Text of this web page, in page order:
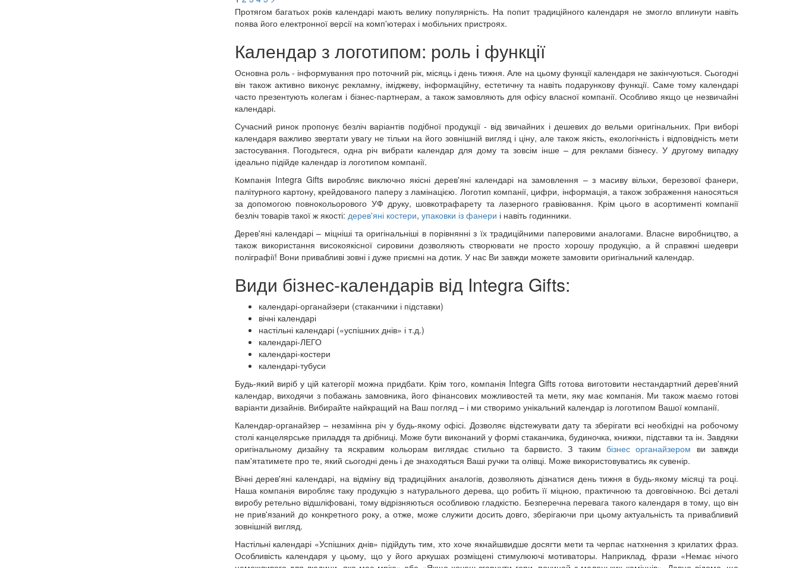
Протягом багатьох років календарі мають велику популярність. На попит традиційного календаря не змогло вплинути навіть
поява його електронної версії на комп'ютерах і мобільних пристроях.
Календар з логотипом: роль і функції
Основна роль - інформування про поточний рік, місяць і день тижня. Але на цьому функції календаря не закінчуються. Сьогодні
він також активно виконує рекламну, іміджеву, інформаційну, естетичну та навіть подарункову функції. Саме тому календарі
часто презентують колегам і бізнес-партнерам, а також замовляють для офісу власної компанії. Особливо якщо це незвичайні
календарі.
Сучасний ринок пропонує безліч варіантів подібної продукції - від звичайних і дешевих до вельми оригінальних. При виборі
календаря важливо звертати увагу не тільки на його зовнішній вигляд і ціну, але також якість, екологічність і відповідність мети
застосування. Погодьтеся, одна річ вибрати календар для дому та зовсім інше – для реклами бізнесу. У другому випадку
ідеально підійде календар із логотипом компанії.
Компанія Integra Gifts виробляє виключно якісні дерев'яні календарі на замовлення – з масиву вільхи, березової фанери,
палітурного картону, крейдованого паперу з ламінацією. Логотип компанії, цифри, інформація, а також зображення наносяться
за допомогою повнокольорового УФ друку, шовкотрафарету та лазерного гравіювання. Крім цього в асортименті компанії
безліч товарів такої ж якості: дерев'яні костери, упаковки із фанери і навіть годинники.
Дерев'яні календарі – міцніші та оригінальніші в порівнянні з їх традиційними паперовими аналогами. Власне виробництво, а
також використання високоякісної сировини дозволяють створювати не просто хорошу продукцію, а й справжні шедеври
поліграфії! Вони привабливі зовні і дуже приємні на дотик. У нас Ви завжди можете замовити оригінальний календар.
Види бізнес-календарів від Integra Gifts:
календарі-органайзери (стаканчики і підставки)
вічні календарі
настільні календарі («успішних днів» і т.д.)
календарі-ЛЕГО
календарі-костери
календарі-тубуси
Будь-який виріб у цій категорії можна придбати. Крім того, компанія Integra Gifts готова виготовити нестандартний дерев'яний
календар, виходячи з побажань замовника, його фінансових можливостей та мети, яку має компанія. Ми також маємо готові
варіанти дизайнів. Вибирайте найкращий на Ваш погляд – і ми створимо унікальний календар із логотипом Вашої компанії.
Календар-органайзер – незамінна річ у будь-якому офісі. Дозволяє відстежувати дату та зберігати всі необхідні на робочому
столі канцелярське приладдя та дрібниці. Може бути виконаний у формі стаканчика, будиночка, книжки, підставки та ін. Завдяки
оригінальному дизайну та яскравим кольорам виглядає стильно та барвисто. З такимбізнес органайзером ви завжди
пам'ятатимете про те, який сьогодні день і де знаходяться Ваші ручки та олівці. Може використовуватись як сувенір.
Вічні дерев'яні календарі, на відміну від традиційних аналогів, дозволяють дізнатися день тижня в будь-якому місяці та році.
Наша компанія виробляє таку продукцію з натурального дерева, що робить її міцною, практичною та довговічною. Всі деталі
виробу ретельно відшліфовані, тому відрізняються особливою гладкістю. Безперечна перевага такого календаря в тому, що він
не прив'язаний до конкретного року, а отже, може служити досить довго, зберігаючи при цьому актуальність та привабливий
зовнішній вигляд.
Настільні календарі «Успішних днів» підійдуть тим, хто хоче якнайшвидше досягти мети та черпає натхнення з крилатих фраз.
Особливість календаря у цьому, що у його аркушах розміщені стимулюючі мотиваторы. Наприклад, фрази «Немає нічого